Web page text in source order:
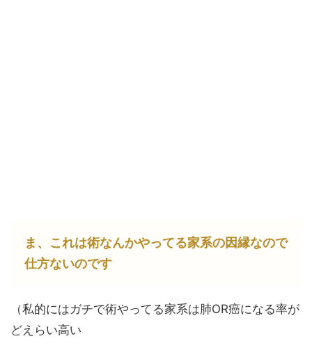
ま、これは術なんかやってる家系の因縁なので
仕方ないのです
（私的にはガチで術やってる家系は肺OR癌になる率が
どえらい高い